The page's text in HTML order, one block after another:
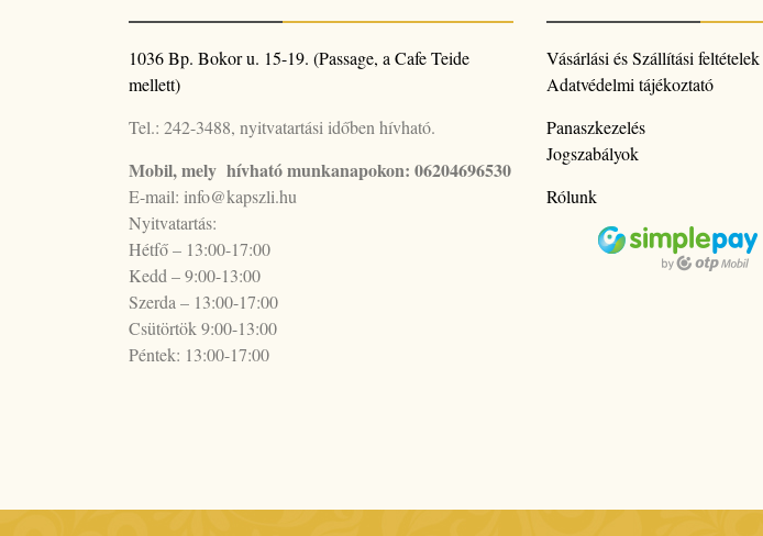
1036 Bp. Bokor u. 15-19. (Passage, a Cafe Teide
mellett)
Tel.: 242-3488, nyitvatartási időben hívható.
Mobil, mely hívható munkanapokon: 06204696530
E-mail: info@kapszli.hu
Nyitvatartás:
Hétfő – 13:00-17:00
Kedd – 9:00-13:00
Szerda – 13:00-17:00
Csütörtök 9:00-13:00
Péntek: 13:00-17:00
Vásárlási és Szállítási feltételek
Adatvédelmi tájékoztató
Panaszkezelés
Jogszabályok
Rólunk